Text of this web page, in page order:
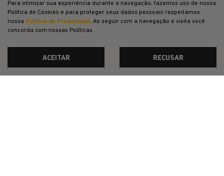
BÔNUS DE VALORIZAÇAO NO USADO
Para otimizar sua experiência durante a navegação, fazemos uso de nossa
Política de Cookies e para proteger seus dados pessoais respeitamos
nossa Política de Privacidade. Ao seguir com a navegação e visita você
concorda com nossas Políticas.
ACEITAR RECUSAR